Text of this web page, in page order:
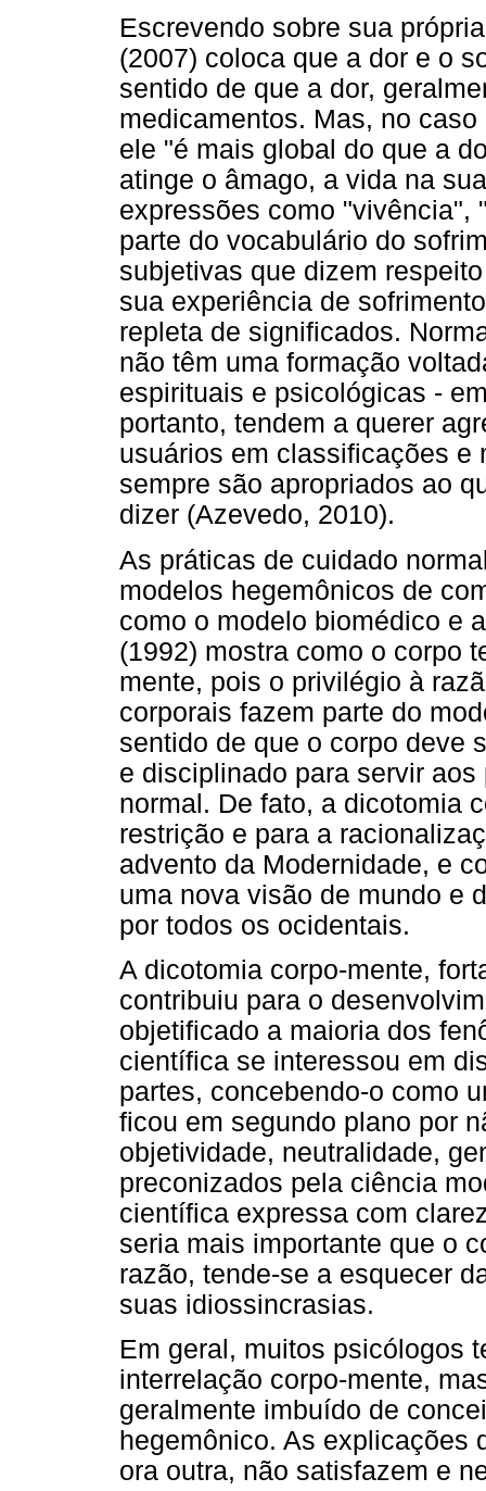
Escrevendo sobre sua
(2007) coloca que a dor e o
sentido de que a dor,
medicamentos. Mas, no
ele "é mais global do que a
atinge o âmago, a vida na
expressões como "vivência",
parte do vocabulário do
subjetivas que dizem
sua experiência de
repleta de significados.
não têm uma formação
espirituais e psicológicas -
portanto, tendem a querer
usuários em classificações e
sempre são apropriados ao
dizer (Azevedo, 2010).
As práticas de cuidado
modelos hegemônicos de
como o modelo biomédico e
(1992) mostra como o corpo
mente, pois o privilégio à
corporais fazem parte do
sentido de que o corpo deve
e disciplinado para servir
normal. De fato, a dicotomia
restrição e para a
advento da Modernidade, e
uma nova visão de mundo e
por todos os ocidentais.
A dicotomia corpo-mente,
contribuiu para o
objetificado a maioria dos
científica se interessou em
partes, concebendo-o como
ficou em segundo plano por
objetividade, neutralidade,
preconizados pela ciência
científica expressa com
seria mais importante que o
razão, tende-se a esquecer
suas idiossincrasias.
Em geral, muitos psicólogos
interrelação corpo-mente,
geralmente imbuído de
hegemônico. As explicações
ora outra, não satisfazem e